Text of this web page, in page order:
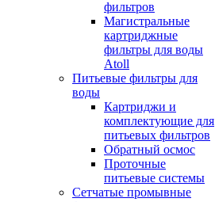
фильтров
Магистральные
картриджные
фильтры для воды
Atoll
Питьевые фильтры для
воды
Картриджи и
комплектующие для
питьевых фильтров
Обратный осмос
Проточные
питьевые системы
Сетчатые промывные